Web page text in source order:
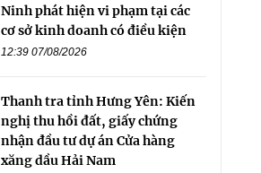
Ninh phát hiện vi phạm tại các
cơ sở kinh doanh có điều kiện
12:39 07/08/2026
Thanh tra tỉnh Hưng Yên: Kiến
nghị thu hồi đất, giấy chứng
nhận đầu tư dự án Cửa hàng
xăng dầu Hải Nam